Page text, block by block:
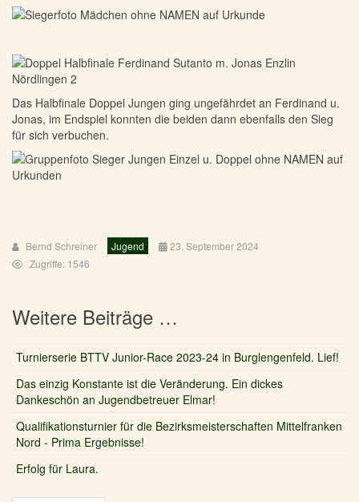
Das Halbfinale Doppel Jungen ging ungefährdet an Ferdinand u.
Jonas, im Endspiel konnten die beiden dann ebenfalls den Sieg
für sich verbuchen.
Bernd Schreiner Jugend
23. September 2024
Zugriffe: 1546
Weitere Beiträge …
Turnierserie BTTV Junior-Race 2023-24 in Burglengenfeld. Lief!
Das einzig Konstante ist die Veränderung. Ein dickes
Dankeschön an Jugendbetreuer Elmar!
Qualifikationsturnier für die Bezirksmeisterschaften Mittelfranken
Nord - Prima Ergebnisse!
Erfolg für Laura.